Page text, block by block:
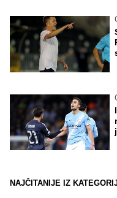
NAJČITANIJE IZ